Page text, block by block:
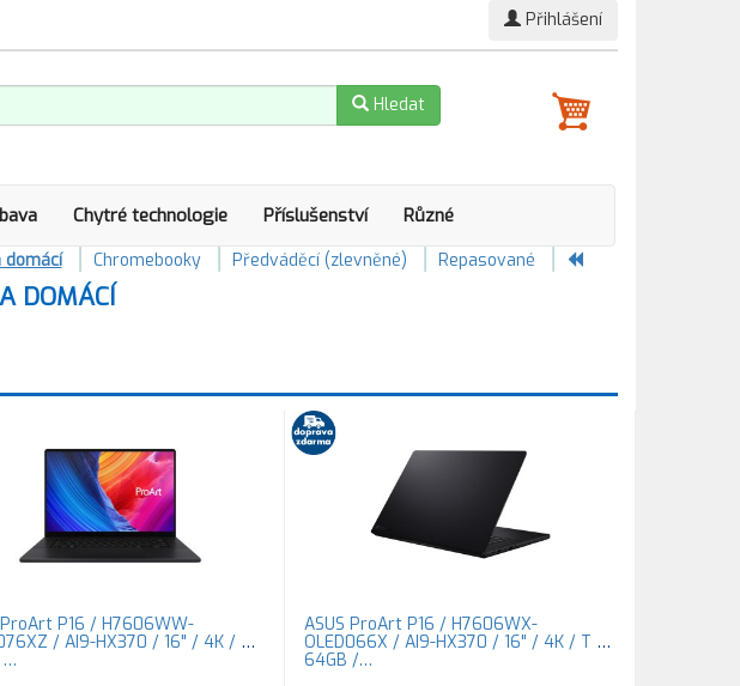
Přihlášení
Hledat
Chytré technologie Příslušenství Různé
domácí Chromebooky Předváděcí (zlevněné) Repasované
DOMÁCÍ
ProArt P16 / H7606WW-
/ AI9-HX370 / 16" / 4K / T /
…
ASUS ProArt P16 / H7606WX-
OLED066X / AI9-HX370 / 16" / 4K / T /
64GB /…